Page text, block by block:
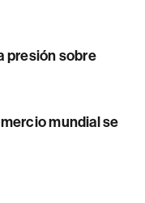
presión sobre
mundial se